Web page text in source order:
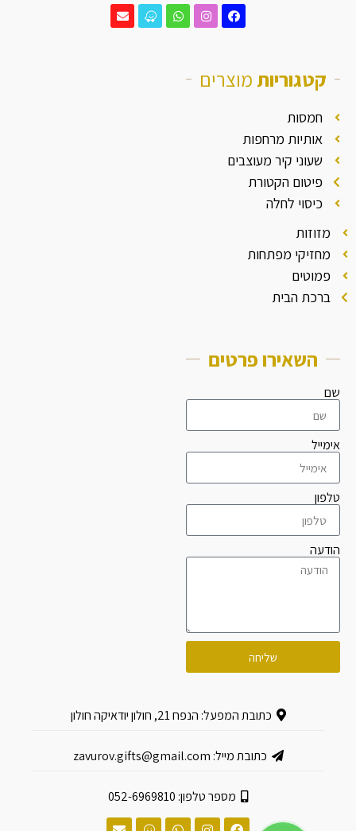
קטגוריותמוצרים
חמסות
אותיות מרחפות
שעוני קיר מעוצבים
פיטום הקטורת
כיסוי לחלה
מזוזות
מחזיקי מפתחות
פמוטים
ברכת הבית
השאירו פרטים
שם
אימייל
טלפון
הודעה
שליחה
כתובת המפעל: הנפח 21, חולון יודאיקה חולון
כתובת מייל: zavurov.gifts@gmail.com
מספר טלפון: 052-6969810